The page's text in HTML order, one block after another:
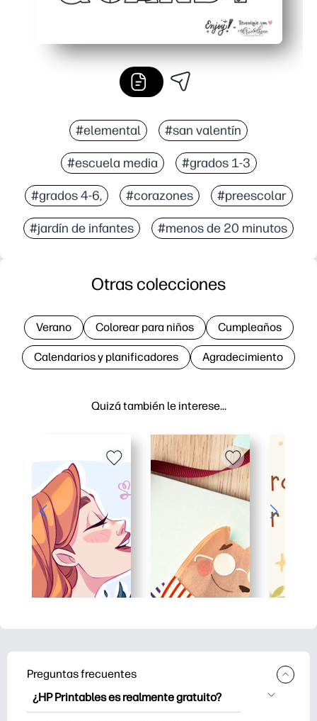
#elemental #san valentín
#escuela media #grados 1-3
#grados 4-6, #corazones #preescolar
#jardín de infantes #menos de 20 minutos
Quizá también le interese…
Otras colecciones
Verano Colorear para niños Cumpleaños
Calendarios y planificadores Agradecimiento
Preguntas frecuentes
¿HP Printables es realmente gratuito?